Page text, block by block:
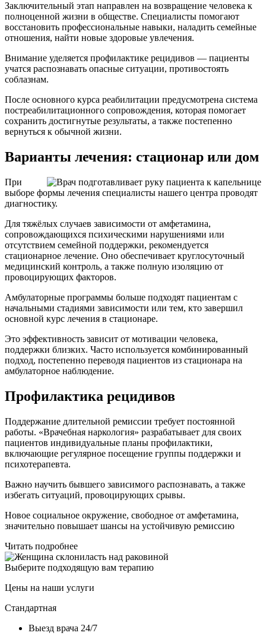
Заключительный этап направлен на возвращение человека к
полноценной жизни в обществе. Специалисты помогают
восстановить профессиональные навыки, наладить семейные
отношения, найти новые здоровые увлечения.
Внимание уделяется профилактике рецидивов — пациенты
учатся распознавать опасные ситуации, противостоять
соблазнам.
После основного курса реабилитации предусмотрена система
постреабилитационного сопровождения, которая помогает
сохранить достигнутые результаты, а также постепенно
вернуться к обычной жизни.
Варианты лечения: стационар или дом
При
выборе формы лечения специалисты нашего центра проводят
диагностику.
Для тяжёлых случаев зависимости от амфетамина,
сопровождающихся психическими нарушениями или
отсутствием семейной поддержки, рекомендуется
стационарное лечение. Оно обеспечивает круглосуточный
медицинский контроль, а также полную изоляцию от
провоцирующих факторов.
Амбулаторные программы больше подходят пациентам с
начальными стадиями зависимости или тем, кто завершил
основной курс лечения в стационаре.
Это эффективность зависит от мотивации человека,
поддержки близких. Часто используется комбинированный
подход, постепенно переводя пациентов из стационара на
амбулаторное наблюдение.
Профилактика рецидивов
Поддержание длительной ремиссии требует постоянной
работы. «Врачебная наркология» разрабатывает для своих
пациентов индивидуальные планы профилактики,
включающие регулярное посещение группы поддержки и
психотерапевта.
Важно научить бывшего зависимого распознавать, а также
избегать ситуаций, провоцирующих срывы.
Новое социальное окружение, свободное от амфетамина,
значительно повышает шансы на устойчивую ремиссию
Читать подробнее
Выберите подходящую вам терапию
Цены на наши услуги
Стандартная
Выезд врача 24/7